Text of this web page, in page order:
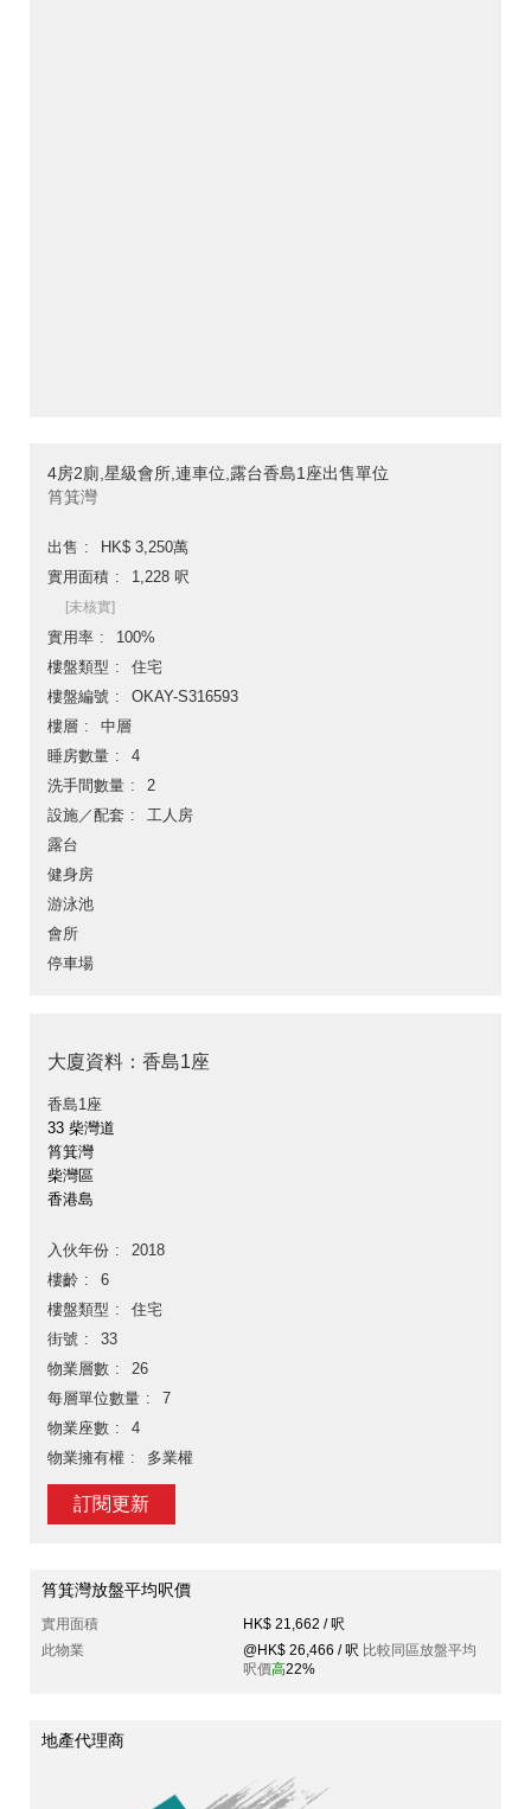
4房2廁,星級會所,連車位,露台香島1座出售單位
筲箕灣
出售
HK$ 3,250萬
實用面積
1,228 呎
[未核實]
實用率
100%
樓盤類型
住宅
樓盤編號
OKAY-S316593
樓層
中層
睡房數量
4
洗手間數量
2
設施／配套
工人房
露台
健身房
游泳池
會所
停車場
大廈資料：香島1座
香島1座
33 柴灣道
筲箕灣
柴灣區
香港島
入伙年份
2018
樓齡
6
樓盤類型
住宅
街號
33
物業層數
26
每層單位數量
7
物業座數
4
物業擁有權
多業權
訂閱更新
筲箕灣放盤平均呎價
實用面積
HK$ 21,662 / 呎
此物業
@HK$ 26,466 / 呎 比較同區放盤平均
呎價高22%
地產代理商